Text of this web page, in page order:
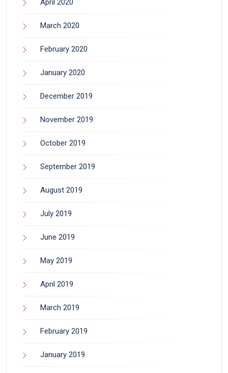
April 2020
March 2020
February 2020
January 2020
December 2019
November 2019
October 2019
September 2019
August 2019
July 2019
June 2019
May 2019
April 2019
March 2019
February 2019
January 2019